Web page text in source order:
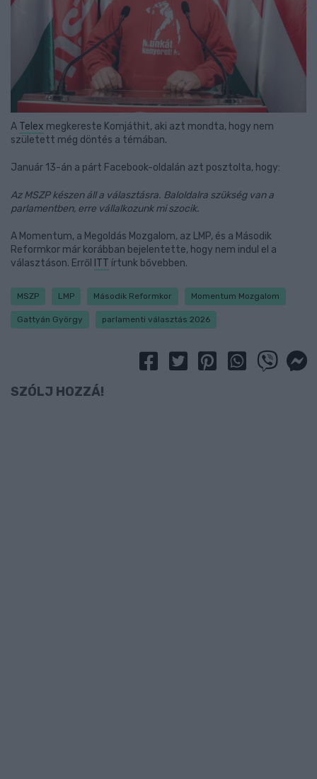
A Telex megkereste Komjáthit, aki azt mondta, hogy nem
született még döntés a témában.
Január 13-án a párt Facebook-oldalán azt posztolta, hogy:
Az MSZP készen áll a választásra. Baloldalra szükség van a
parlamentben, erre vállalkozunk mi szocik.
A Momentum, a Megoldás Mozgalom, az LMP, és a Második
Reformkor már korábban bejelentette, hogy nem indul el a
választáson. Erről
ITT írtunk bővebben.
MSZP LMP Második Reformkor Momentum Mozgalom
Gattyán György parlamenti választás 2026
SZÓLJ HOZZÁ!